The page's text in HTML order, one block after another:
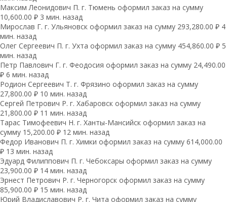
Максим Леонидович П. г. Тюмень оформил заказ на сумму
10,600.00 ₽ 3 мин. назад
Мирослав Г. г. Ульяновск оформил заказ на сумму 293,280.00 ₽ 4
мин. назад
Олег Сергеевич П. г. Ухта оформил заказ на сумму 454,860.00 ₽ 5
мин. назад
Петр Павлович Г. г. Феодосия оформил заказ на сумму 24,490.00
₽ 6 мин. назад
Родион Сергеевич Т. г. Фрязино оформил заказ на сумму
27,800.00 ₽ 10 мин. назад
Сергей Петрович Р. г. Хабаровск оформил заказ на сумму
21,800.00 ₽ 11 мин. назад
Тарас Тимофеевич Н. г. Ханты-Мансийск оформил заказ на
сумму 15,200.00 ₽ 12 мин. назад
Федор Иванович П. г. Химки оформил заказ на сумму 614,000.00
₽ 13 мин. назад
Эдуард Филиппович П. г. Чебоксары оформил заказ на сумму
23,900.00 ₽ 14 мин. назад
Эрнест Петрович Р. г. Черногорск оформил заказ на сумму
85,900.00 ₽ 15 мин. назад
Юрий Владиславович Р. г. Чита оформил заказ на сумму